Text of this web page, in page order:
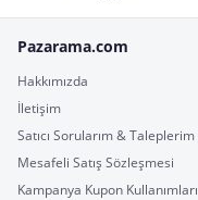
Pazarama.com
Hakkımızda
İletişim
Satıcı Sorularım & Taleplerim
Mesafeli Satış Sözleşmesi
Kampanya Kupon Kullanımları